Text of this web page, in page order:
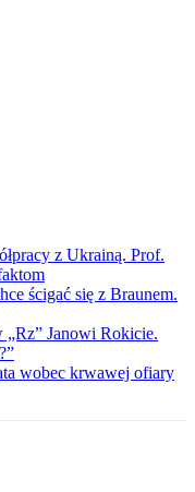
z Ukrainą. Prof.
ścigać się z Braunem.
„Rz” Janowi Rokicie.
wobec krwawej ofiary